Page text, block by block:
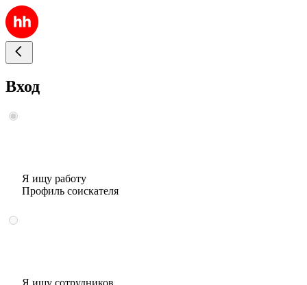
Вход
Я ищу работу
Профиль соискателя
Я ищу сотрудников